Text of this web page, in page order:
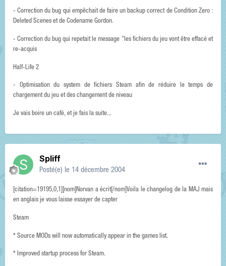
- Correction du bug qui empêchait de faire un backup correct de Condition Zero :
Deleted Scenes et de Codename Gordon.
- Correction du bug qui repetait le message "les fichiers du jeu vont être effacé et
re-acquis
Half-Life 2
- Optimisation du system de fichiers Steam afin de réduire le temps de
chargement du jeu et des changement de niveau
Je vais boire un café, et je fais la suite...
Spliff
Posté(e) le 14 décembre 2004
[citation=19195,0,1][nom]Norvan a écrit[/nom]Voila le changelog de la MAJ mais
en anglais je vous laisse essayer de capter
Steam
* Source MODs will now automatically appear in the games list.
* Improved startup process for Steam.